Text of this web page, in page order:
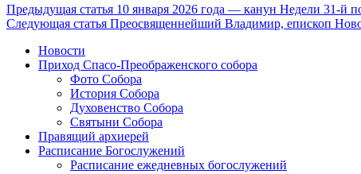
Продолжить
чтение
Предыдущая статья 10 января 2026 года — канун Недели 31-й
Следующая статья Преосвященнейший Владимир, епископ
Новости
Приход Спасо-Преображенского собора
Фото Собора
История Собора
Духовенство Собора
Святыни Собора
Правящий архиерей
Расписание Богослужений
Расписание ежедневных богослужений